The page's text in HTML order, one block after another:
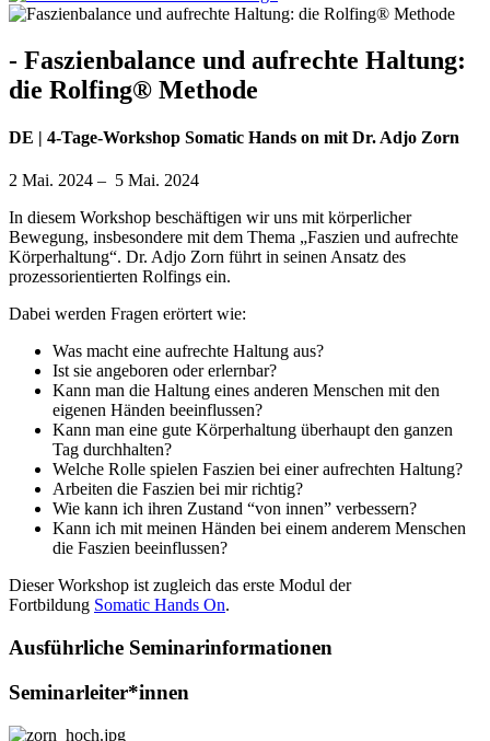
- Faszienbalance und aufrechte Haltung:
die Rolfing® Methode
DE | 4-Tage-Workshop Somatic Hands on mit Dr. Adjo Zorn
2 Mai. 2024 – 5 Mai. 2024
In diesem Workshop beschäftigen wir uns mit körperlicher
Bewegung, insbesondere mit dem Thema „Faszien und aufrechte
Körperhaltung“. Dr. Adjo Zorn führt in seinen Ansatz des
prozessorientierten Rolfings ein.
Dabei werden Fragen erörtert wie:
Was macht eine aufrechte Haltung aus?
Ist sie angeboren oder erlernbar?
Kann man die Haltung eines anderen Menschen mit den
eigenen Händen beeinflussen?
Kann man eine gute Körperhaltung überhaupt den ganzen
Tag durchhalten?
Welche Rolle spielen Faszien bei einer aufrechten Haltung?
Arbeiten die Faszien bei mir richtig?
Wie kann ich ihren Zustand “von innen” verbessern?
Kann ich mit meinen Händen bei einem anderem Menschen
die Faszien beeinflussen?
Dieser Workshop ist zugleich das erste Modul der
Fortbildung Somatic Hands On.
Ausführliche Seminarinformationen
Seminarleiter*innen